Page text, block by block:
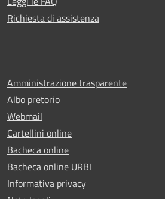
Richiesta di assistenza
Amministrazione trasparente
Albo pretorio
Webmail
Cartellini online
Bacheca online
Bacheca online URBI
Informativa privacy